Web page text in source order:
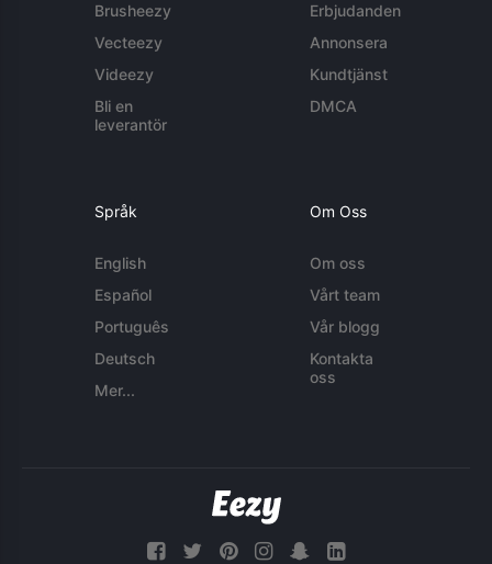
Brusheezy
Vecteezy
Videezy
Bli en
leverantör
Erbjudanden
Annonsera
Kundtjänst
DMCA
Språk
English
Español
Português
Deutsch
Mer...
Om Oss
Om oss
Vårt team
Vår blogg
Kontakta
oss